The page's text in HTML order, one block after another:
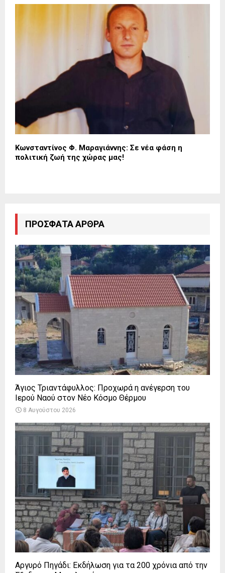
Κωνσταντίνος Φ. Μαραγιάννης: Σε νέα φάση η
πολιτική ζωή της χώρας μας!
ΠΡΌΣΦΑΤΑ ΆΡΘΡΑ
Άγιος Τριαντάφυλλος: Προχωρά η ανέγερση του
Ιερού Ναού στον Νέο Κόσμο Θέρμου
8 Αυγούστου 2026
Αργυρό Πηγάδι: Εκδήλωση για τα 200 χρόνια από την